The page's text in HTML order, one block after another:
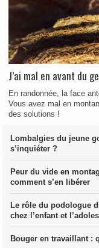
J’ai mal en avant du
En randonnée, la face
Vous avez mal en
des solutions !
Lombalgies du jeune
s’inquiéter ?
Peur du vide en
comment s’en libérer
Le rôle du podologue
chez l’enfant et
Bouger en travaillant :